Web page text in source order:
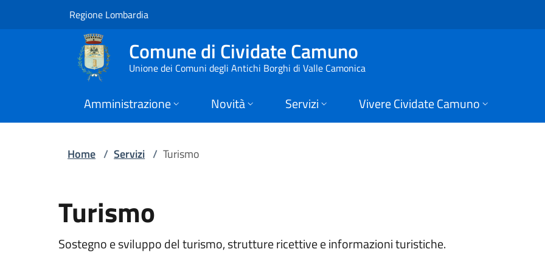
Vai al contenuto principale
Servizi | Comune di Cividate Camuno
Regione Lombardia
Comune di Cividate Camuno
Unione dei Comuni degli Antichi Borghi di Valle Camonica
Amministrazione Novità Servizi Vivere Cividate Camuno
Home / Servizi / Turismo
Turismo
Sostegno e sviluppo del turismo, strutture ricettive e informazioni turistiche.